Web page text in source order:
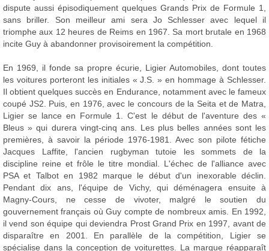
dispute aussi épisodiquement quelques Grands Prix de Formule 1,
sans briller. Son meilleur ami sera Jo Schlesser avec lequel il
triomphe aux 12 heures de Reims en 1967. Sa mort brutale en 1968
incite Guy à abandonner provisoirement la compétition.
En 1969, il fonde sa propre écurie, Ligier Automobiles, dont toutes
les voitures porteront les initiales « J.S. » en hommage à Schlesser.
Il obtient quelques succès en Endurance, notamment avec le fameux
coupé JS2. Puis, en 1976, avec le concours de la Seita et de Matra,
Ligier se lance en Formule 1. C'est le début de l'aventure des «
Bleus » qui durera vingt-cinq ans. Les plus belles années sont les
premières, à savoir la période 1976-1981. Avec son pilote fétiche
Jacques Laffite, l'ancien rugbyman tutoie les sommets de la
discipline reine et frôle le titre mondial. L'échec de l'alliance avec
PSA et Talbot en 1982 marque le début d'un inexorable déclin.
Pendant dix ans, l'équipe de Vichy, qui déménagera ensuite à
Magny-Cours, ne cesse de vivoter, malgré le soutien du
gouvernement français où Guy compte de nombreux amis. En 1992,
il vend son équipe qui deviendra Prost Grand Prix en 1997, avant de
disparaître en 2001. En parallèle de la compétition, Ligier se
spécialise dans la conception de voiturettes. La marque réapparaît